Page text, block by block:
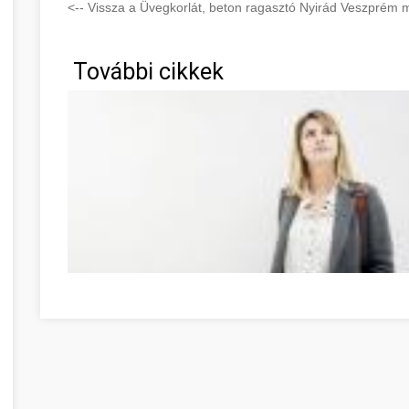
<-- Vissza a Üvegkorlát, beton ragasztó Nyirád Veszprém
További cikkek